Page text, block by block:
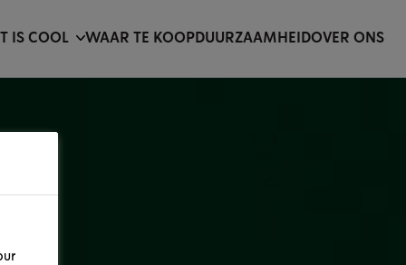
IS COOL WAAR TE KOOP DUURZAAMHEIDOVER ONS